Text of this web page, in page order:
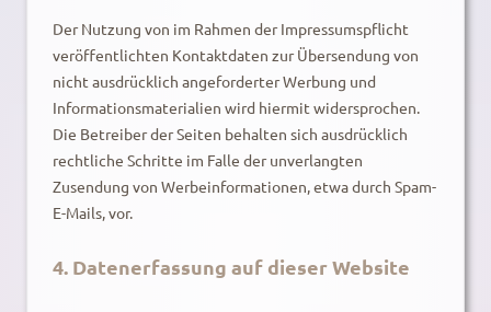
Der Nutzung von im Rahmen der Impressumspflicht
veröffentlichten Kontaktdaten zur Übersendung von
nicht ausdrücklich angeforderter Werbung und
Informationsmaterialien wird hiermit widersprochen.
Die Betreiber der Seiten behalten sich ausdrücklich
rechtliche Schritte im Falle der unverlangten
Zusendung von Werbeinformationen, etwa durch Spam-
E-Mails, vor.
4. Datenerfassung auf dieser Website